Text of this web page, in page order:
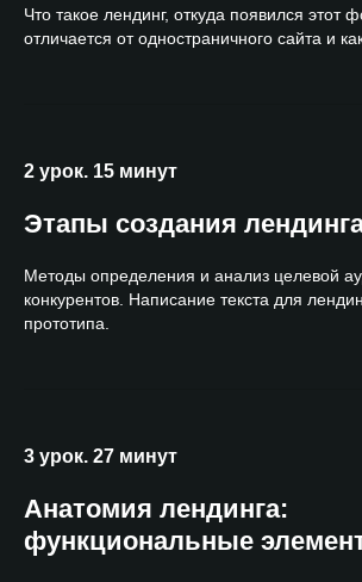
Что такое лендинг, откуда появился этот
отличается от одностраничного сайта и
2 урок. 15 минут
Этапы создания
Методы определения и анализ целевой
конкурентов. Написание текста для
прототипа.
3 урок. 27 минут
Анатомия лендинга:
функциональные